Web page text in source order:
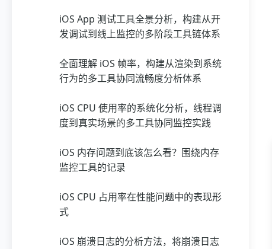
iOS App 测试工具全景分析，构建从开
发调试到线上监控的多阶段工具链体系
全面理解 iOS 帧率，构建从渲染到系统
行为的多工具协同流畅度分析体系
iOS CPU 使用率的系统化分析，线程调
度到真实场景的多工具协同监控实践
iOS 内存问题到底该怎么看？围绕内存
监控工具的记录
iOS CPU 占用率在性能问题中的表现形
式
iOS 崩溃日志的分析方法，将崩溃日志